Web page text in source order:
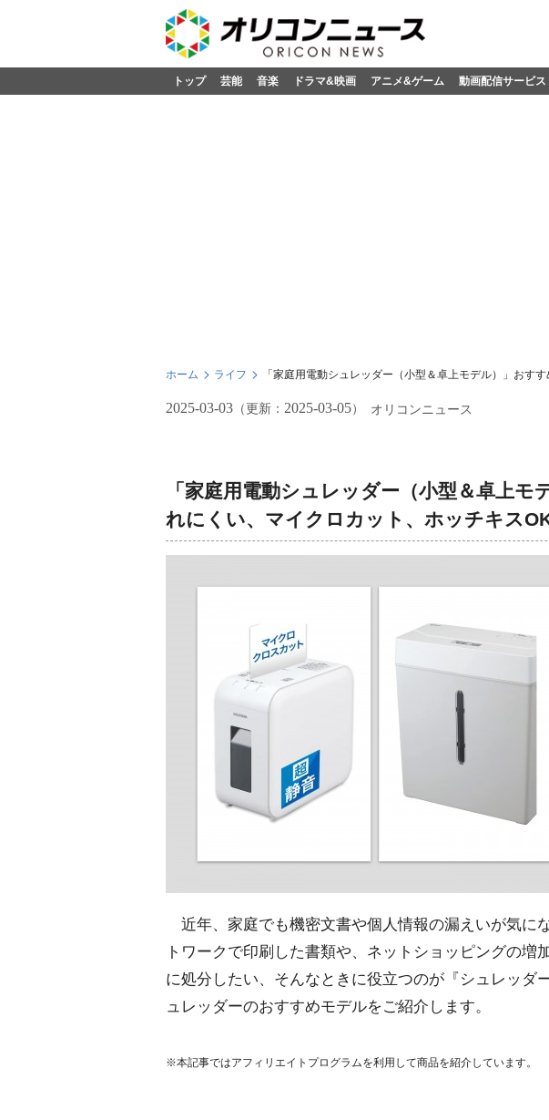
トップ 芸能 音楽 ドラマ&映画 アニメ&ゲーム 動画配信サービス
ホーム ライフ 「家庭用電動シュレッダー（小型＆卓上モデル）」お
2025-03-03 （更新： 2025-03-05） オリコンニュース
「家庭用電動シュレッダー（小型＆卓上
れにくい、マイクロカット、ホッチキス
近年、家庭でも機密文書や個人情報の漏えいが気に
トワークで印刷した書類や、ネットショッピングの増
に処分したい、そんなときに役立つのが『シュレッダ
ュレッダーのおすすめモデルをご紹介します。
※本記事ではアフィリエイトプログラムを利用して商品を紹介しています。